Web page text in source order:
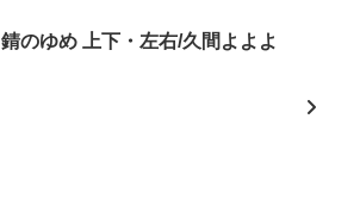
錆のゆめ 上下・左右/久間よよよ